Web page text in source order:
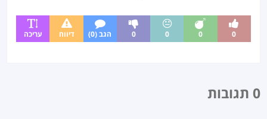
0
0
0
0 הגב (0) דיווח עריכה
0 תגובות